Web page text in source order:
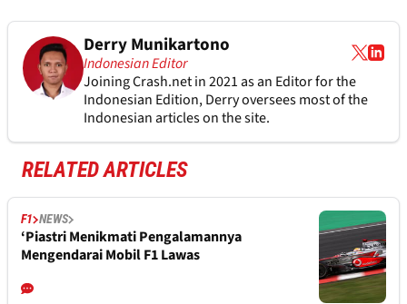
Derry Munikartono
Indonesian Editor
Joining Crash.net in 2021 as an Editor for the
Indonesian Edition, Derry oversees most of the
Indonesian articles on the site.
RELATED ARTICLES
F1 NEWS
‘Piastri Menikmati Pengalamannya
Mengendarai Mobil F1 Lawas